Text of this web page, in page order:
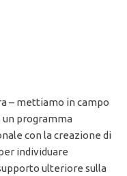
– mettiamo in campo
programma
con la creazione di
individuare
ulteriore sulla